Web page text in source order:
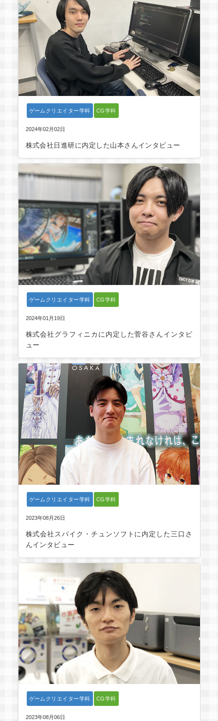
ゲームクリエイター学科 CG学科
2024年02月02日
株式会社日進研に内定した山本さんインタビュー
ゲームクリエイター学科 CG学科
2024年01月19日
株式会社グラフィニカに内定した菅谷さんインタビ
ュー
ゲームクリエイター学科 CG学科
2023年08月26日
株式会社スパイク・チュンソフトに内定した三口さ
んインタビュー
ゲームクリエイター学科 CG学科
2023年08月06日